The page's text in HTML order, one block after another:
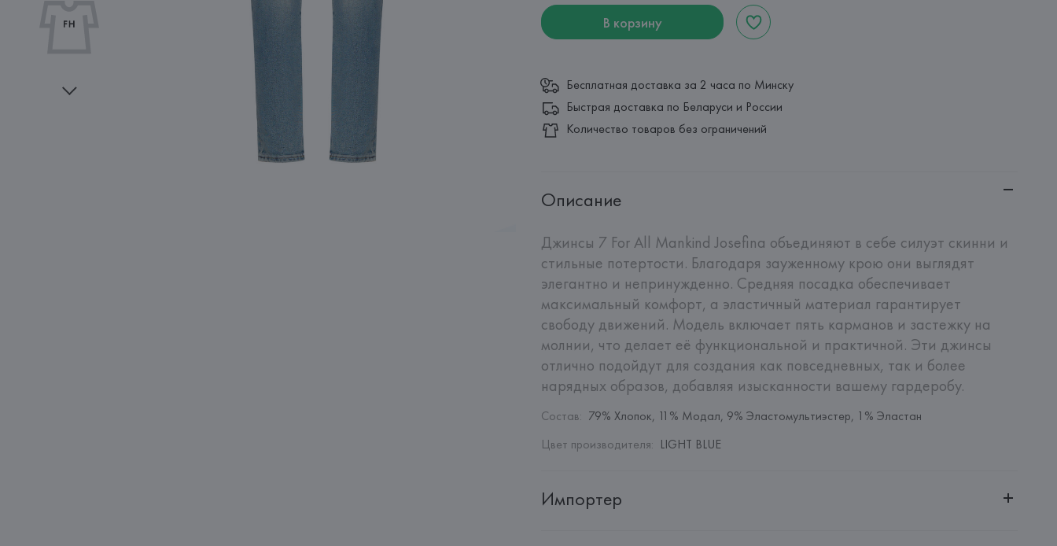
В корзину
Бесплатная доставка за 2 часа по Минску
Быстрая доставка по Беларуси и России
Количество товаров без ограничений
Описание
Джинсы 7 For All Mankind Josefina объединяют в себе силуэт скинни и
стильные потертости. Благодаря зауженному крою они выглядят
элегантно и непринужденно. Средняя посадка обеспечивает
максимальный комфорт, а эластичный материал гарантирует
свободу движений. Модель включает пять карманов и застежку на
молнии, что делает её функциональной и практичной. Эти джинсы
отлично подойдут для создания как повседневных, так и более
нарядных образов, добавляя изысканности вашему гардеробу.
Состав: 79% Хлопок, 11% Модал, 9% Эластомультиэстер, 1% Эластан
Цвет производителя: LIGHT BLUE
Импортер